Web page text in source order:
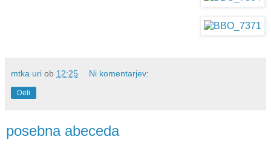
mtka uri ob 12:25 Ni komentarjev:
Deli
posebna abeceda